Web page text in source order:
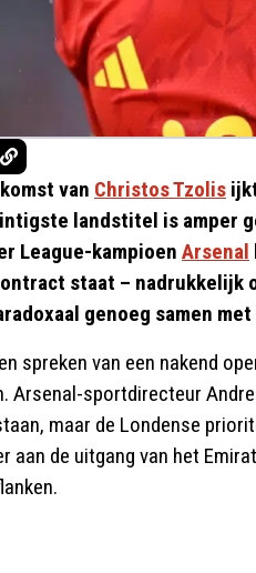
van Christos Tzolis
landstitel is amper
League-kampioen Arsenal
staat – nadrukkelijk
genoeg samen
spreken van een nakend
Arsenal-sportdirecteur
maar de Londense
aan de uitgang van het